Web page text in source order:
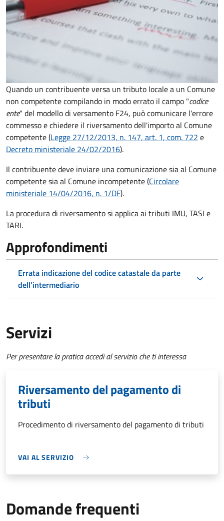
Quando un contribuente versa un tributo locale a un Comune
non competente compilando in modo errato il campo "codice
ente" del modello di versamento F24, può comunicare l'errore
commesso e chiedere il riversamento dell'importo al Comune
competente (Legge 27/12/2013, n. 147, art. 1, com. 722 e
Decreto ministeriale 24/02/2016).
Il contribuente deve inviare una comunicazione sia al Comune
competente sia al Comune incompetente (Circolare
ministeriale 14/04/2016, n. 1/DF).
La procedura di riversamento si applica ai tributi IMU, TASI e
TARI.
Approfondimenti
Errata indicazione del codice catastale da parte
dell'intermediario
Servizi
Per presentare la pratica accedi al servizio che ti interessa
Riversamento del pagamento di
tributi
Procedimento di riversamento del pagamento di tributi
VAI AL SERVIZIO
Domande frequenti